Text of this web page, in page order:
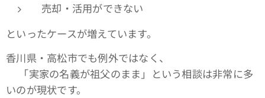
売却・活用ができない
といったケースが増えています。
香川県・高松市でも例外ではなく、
👉「実家の名義が祖父のまま」という相談は非常に多
いのが現状です。